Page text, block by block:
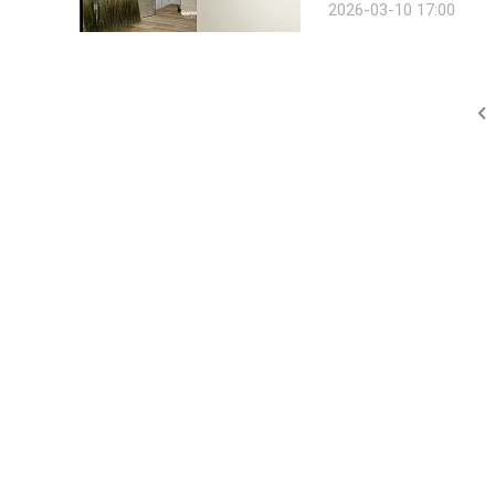
어 볼 수 있다. 곳곳엔 박
2026-03-10 17:00